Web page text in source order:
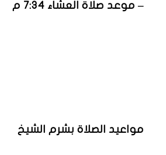
– موعد صلاة العشاء 7:34 م
مواعيد الصلاة بشرم الشيخ